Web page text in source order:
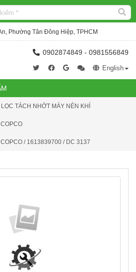
Phường Tân Đông Hiệp, TPHCM
0902874849 - 0981556849
English
LỌC TÁCH NHỚT MÁY NÉN KHÍ
/ 1613839700 / DC 3137